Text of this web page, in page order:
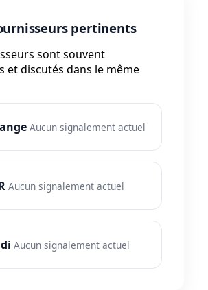
pertinents
sont souvent
et discutés dans le même
Aucun signalement actuel
Aucun signalement actuel
Aucun signalement actuel